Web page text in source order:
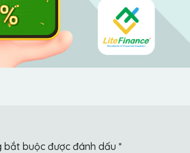
bắt buộc được đánh dấu *